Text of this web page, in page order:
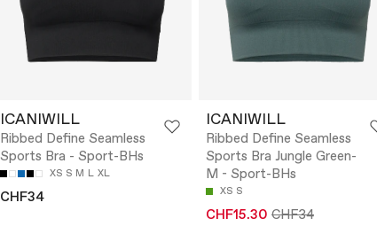
ICANIWILL
Ribbed Define Seamless
Sports Bra - Sport-BHs
XS S M L XL
CHF34
ICANIWILL
Ribbed Define Seamless
Sports Bra Jungle Green-
M - Sport-BHs
XS S
CHF15.30 CHF34